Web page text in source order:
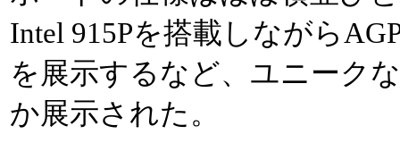
Intel 915Pを搭載しながら
を展示するなど、ユニーク
か展示された。